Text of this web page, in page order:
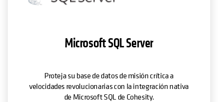
Microsoft SQL Server
Proteja su base de datos de misión crítica a
velocidades revolucionarias con la integración nativa
de Microsoft SQL de Cohesity.